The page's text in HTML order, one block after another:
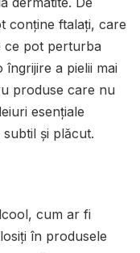
conține ftalați, care
ce pot perturba
a pielii mai
produse care nu
esențiale
și plăcut.
cum ar fi
în produsele